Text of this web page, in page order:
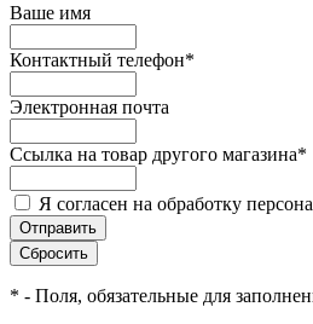
Ваше имя
Контактный телефон*
Электронная почта
Ссылка на товар другого магазина*
Я согласен на обработку
* - Поля, обязательные для